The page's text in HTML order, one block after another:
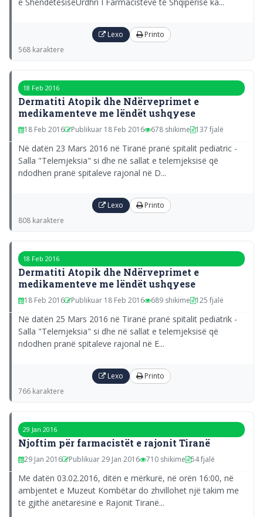
Lexo Printo
568 karaktere
18 Feb 2016
Dermatiti Atopik dhe Ndërveprimet e
medikamenteve me lëndët ushqyese
18 Feb 2016 Publikuar 18 Feb 2016 678 shikime 137 fjalë
Në datën 23 Mars 2016 në Tiranë pranë spitalit pediatric -
Salla "Telemjeksia" si dhe në sallat e telemjeksisë që
ndodhen pranë spitaleve rajonal në D...
Lexo Printo
808 karaktere
18 Feb 2016
Dermatiti Atopik dhe Ndërveprimet e
medikamenteve me lëndët ushqyese
18 Feb 2016 Publikuar 18 Feb 2016 689 shikime 125 fjalë
Në datën 25 Mars 2016 në Tiranë pranë spitalit pediatrik -
Salla "Telemjeksia" si dhe në sallat e telemjeksisë që
ndodhen pranë spitaleve rajonal në E...
Lexo Printo
766 karaktere
29 Jan 2016
Njoftim për farmacistët e rajonit Tiranë
29 Jan 2016 Publikuar 29 Jan 2016 710 shikime 54 fjalë
Me datën 03.02.2016, ditën e mërkurë, në orën 16:00, në
ambjentet e Muzeut Kombëtar do zhvillohet një takim me
të gjithë anëtarësinë e Rajonit Tiranë...